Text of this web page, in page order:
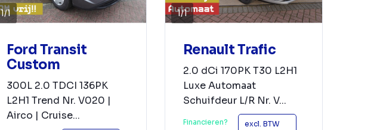
1/1
Ford Transit
Custom
300L 2.0 TDCI 136PK
L2H1 Trend Nr. V020 |
Airco | Cruise...
1/1
Renault Trafic
2.0 dCi 170PK T30 L2H1
Luxe Automaat
Schuifdeur L/R Nr. V...
Financieren? excl. BTW